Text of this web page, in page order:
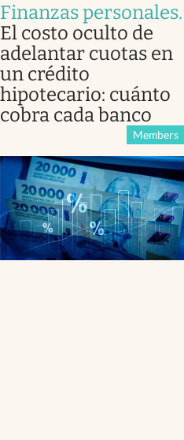
Finanzas personales.
El costo oculto de
adelantar cuotas en
un crédito
hipotecario: cuánto
cobra cada banco
Members